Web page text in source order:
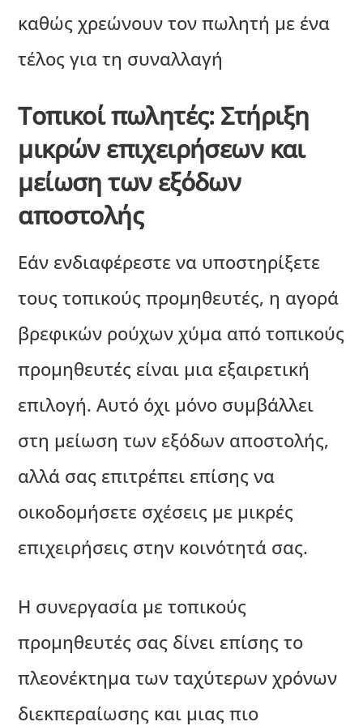
καθώς χρεώνουν τον πωλητή με ένα
τέλος για τη συναλλαγή
Τοπικοί πωλητές: Στήριξη
μικρών επιχειρήσεων και
μείωση των εξόδων
αποστολής
Εάν ενδιαφέρεστε να υποστηρίξετε
τους τοπικούς προμηθευτές, η αγορά
βρεφικών ρούχων χύμα από τοπικούς
προμηθευτές είναι μια εξαιρετική
επιλογή. Αυτό όχι μόνο συμβάλλει
στη μείωση των εξόδων αποστολής,
αλλά σας επιτρέπει επίσης να
οικοδομήσετε σχέσεις με μικρές
επιχειρήσεις στην κοινότητά σας.
Η συνεργασία με τοπικούς
προμηθευτές σας δίνει επίσης το
πλεονέκτημα των ταχύτερων χρόνων
διεκπεραίωσης και μιας πιο